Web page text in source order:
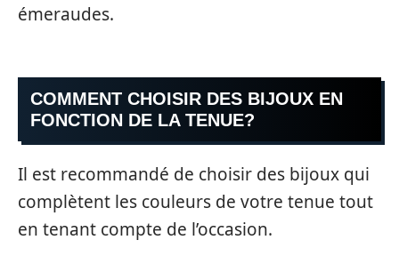
émeraudes.
COMMENT CHOISIR DES BIJOUX EN
FONCTION DE LA TENUE?
Il est recommandé de choisir des bijoux qui
complètent les couleurs de votre tenue tout
en tenant compte de l’occasion.